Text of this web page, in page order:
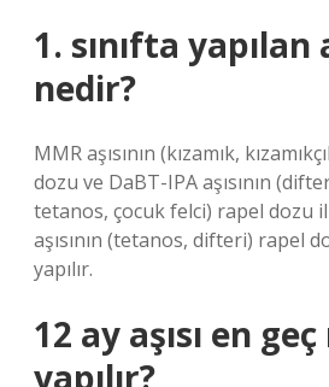
1. sınıfta yapılan
nedir?
MMR aşısının (kızamık,
dozu ve DaBT-IPA aşısının
tetanos, çocuk felci) rapel dozu
aşısının (tetanos, difteri) rapel
yapılır.
12 ay aşısı en
yapılır?